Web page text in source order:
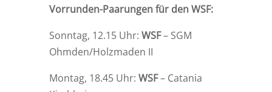
Vorrunden-Paarungen für den WSF:
Sonntag, 12.15 Uhr: WSF– SGM
Ohmden/Holzmaden II
Montag, 18.45 Uhr: WSF– Catania